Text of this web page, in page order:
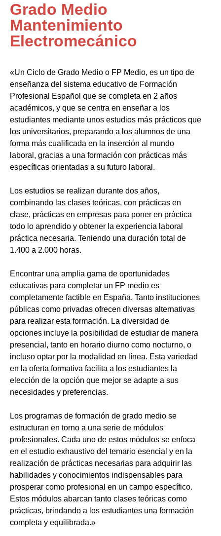
Grado Medio
Mantenimiento
Electromecánico
«Un Ciclo de Grado Medio o FP Medio, es un tipo de
enseñanza del sistema educativo de Formación
Profesional Español que se completa en 2 años
académicos, y que se centra en enseñar a los
estudiantes mediante unos estudios más prácticos que
los universitarios, preparando a los alumnos de una
forma más cualificada en la inserción al mundo
laboral, gracias a una formación con prácticas más
específicas orientadas a su futuro laboral.
Los estudios se realizan durante dos años,
combinando las clases teóricas, con prácticas en
clase, prácticas en empresas para poner en práctica
todo lo aprendido y obtener la experiencia laboral
práctica necesaria. Teniendo una duración total de
1.400 a 2.000 horas.
Encontrar una amplia gama de oportunidades
educativas para completar un FP medio es
completamente factible en España. Tanto instituciones
públicas como privadas ofrecen diversas alternativas
para realizar esta formación. La diversidad de
opciones incluye la posibilidad de estudiar de manera
presencial, tanto en horario diurno como nocturno, o
incluso optar por la modalidad en línea. Esta variedad
en la oferta formativa facilita a los estudiantes la
elección de la opción que mejor se adapte a sus
necesidades y preferencias.
Los programas de formación de grado medio se
estructuran en torno a una serie de módulos
profesionales. Cada uno de estos módulos se enfoca
en el estudio exhaustivo del temario esencial y en la
realización de prácticas necesarias para adquirir las
habilidades y conocimientos indispensables para
prosperar como profesional en un campo específico.
Estos módulos abarcan tanto clases teóricas como
prácticas, brindando a los estudiantes una formación
completa y equilibrada.»